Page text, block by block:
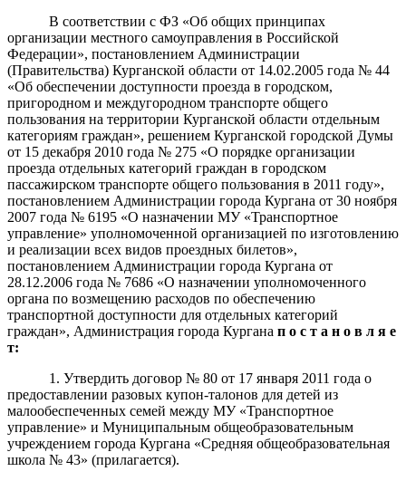
В соответствии с ФЗ «Об общих принципах
организации местного самоуправления в Российской
Федерации», постановлением Администрации
(Правительства) Курганской области от 14.02.2005 года № 44
«Об обеспечении доступности проезда в городском,
пригородном и междугородном транспорте общего
пользования на территории Курганской области отдельным
категориям граждан», решением Курганской городской Думы
от 15 декабря 2010 года № 275 «О порядке организации
проезда отдельных категорий граждан в городском
пассажирском транспорте общего пользования в 2011 году»,
постановлением Администрации города Кургана от 30 ноября
2007 года № 6195 «О назначении МУ «Транспортное
управление» уполномоченной организацией по изготовлению
и реализации всех видов проездных билетов»,
постановлением Администрации города Кургана от
28.12.2006 года № 7686 «О назначении уполномоченного
органа по возмещению расходов по обеспечению
транспортной доступности для отдельных категорий
граждан», Администрация города Кургана п о с т а н о в л я е
т:
1. Утвердить договор № 80 от 17 января 2011 года о
предоставлении разовых купон-талонов для детей из
малообеспеченных семей между МУ «Транспортное
управление» и Муниципальным общеобразовательным
учреждением города Кургана «Средняя общеобразовательная
школа № 43» (прилагается).